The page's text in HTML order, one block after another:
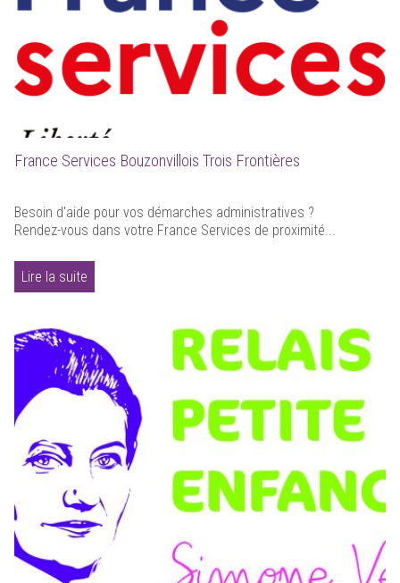
France Services Bouzonvillois Trois Frontières
Besoin d'aide pour vos démarches administratives ?
Rendez-vous dans votre France Services de proximité...
Lire la suite